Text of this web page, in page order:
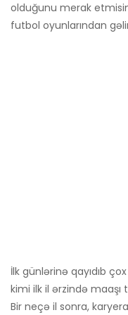
olduğunu merak
futbol oyunlarından
İlk günlərinə qayıdıb
kimi ilk il ərzində maaşı
Bir neçə il sonra,